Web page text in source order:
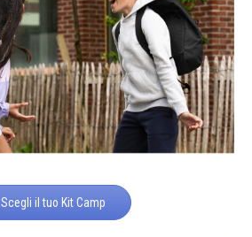
Scegli il tuo Kit Camp